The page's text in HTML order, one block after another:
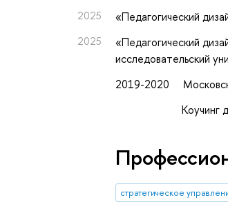
2025 «Педагогический
2025 «Педагогический
исследовательский
2019-2020
Коучинг для
стратегическое